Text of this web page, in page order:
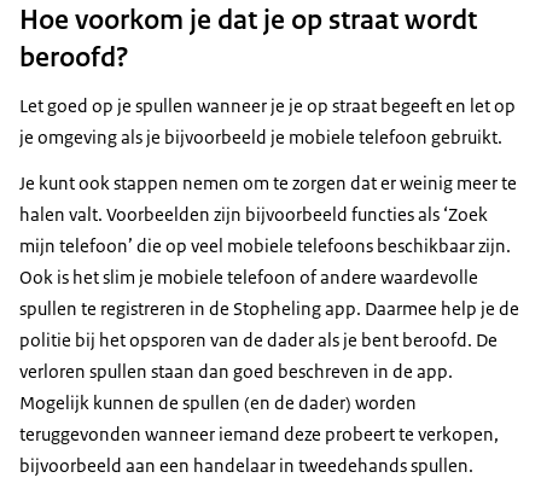
Hoe voorkom je dat je op straat wordt
beroofd?
Let goed op je spullen wanneer je je op straat begeeft en let op
je omgeving als je bijvoorbeeld je mobiele telefoon gebruikt.
Je kunt ook stappen nemen om te zorgen dat er weinig meer te
halen valt. Voorbeelden zijn bijvoorbeeld functies als ‘Zoek
mijn telefoon’ die op veel mobiele telefoons beschikbaar zijn.
Ook is het slim je mobiele telefoon of andere waardevolle
spullen te registreren in de Stopheling app. Daarmee help je de
politie bij het opsporen van de dader als je bent beroofd. De
verloren spullen staan dan goed beschreven in de app.
Mogelijk kunnen de spullen (en de dader) worden
teruggevonden wanneer iemand deze probeert te verkopen,
bijvoorbeeld aan een handelaar in tweedehands spullen.